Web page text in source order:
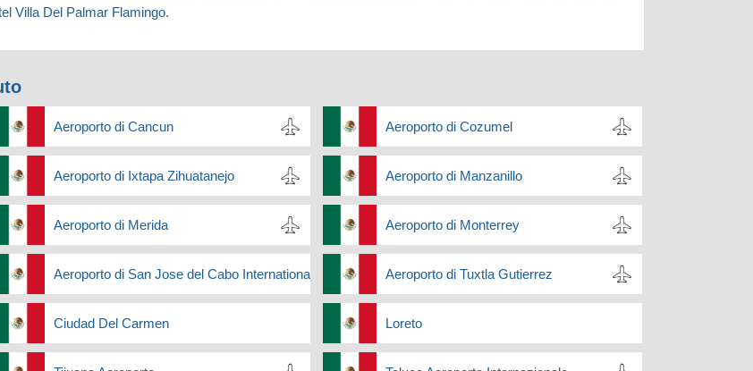
Villa Del Palmar Flamingo.
Aeroporto di Cancun Aeroporto di Cozumel
Aeroporto di Ixtapa Zihuatanejo Aeroporto di Manzanillo
Aeroporto di Merida Aeroporto di Monterrey
Aeroporto di San Jose del Cabo International Aeroporto di Tuxtla Gutierrez
Ciudad Del Carmen Loreto